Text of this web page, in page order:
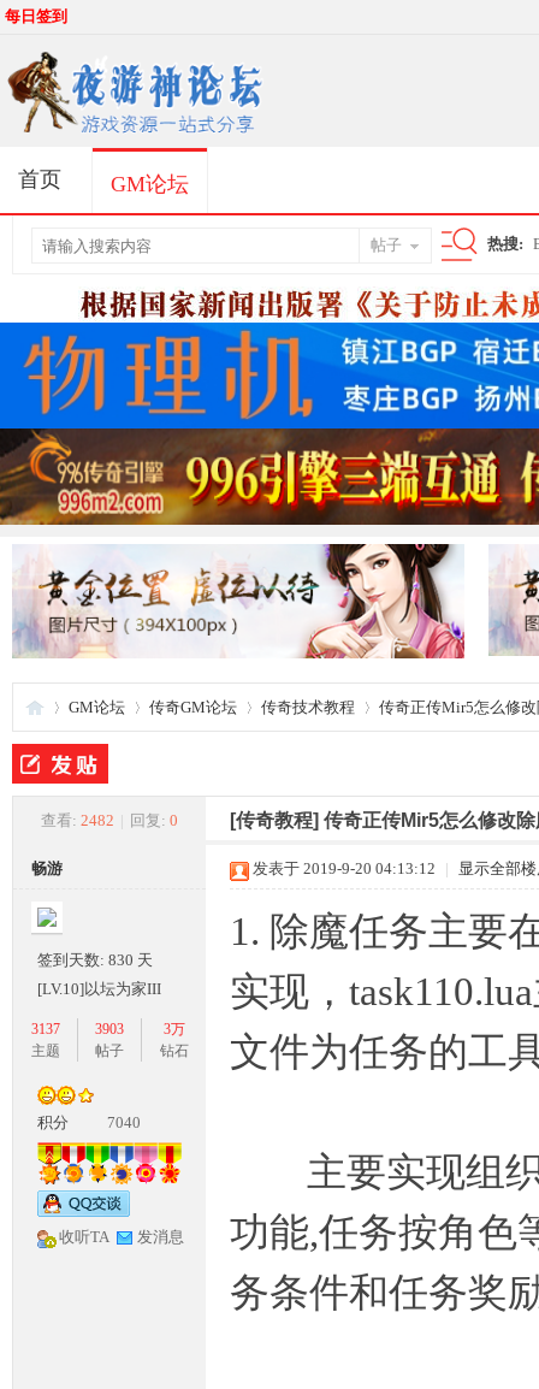
每日签到
首页 GM论坛
帖子
索
热搜:
游
»
GM论坛 传奇GM论坛
›
传奇技术教程
›
传奇正传Mir5怎么修
查看: 2482 | 回复: 0 [传奇教程] 传奇正传Mir5怎么修改
畅游
签到天数: 830 天
[LV.10]以坛为家III
3137
主题
3903
帖子
3万
钻石
积分 7040
收听TA 发消息
发表于 2019-9-20 04:13:12 | 显示全部
1. 除魔任务主要
实现，
文件为任务的工
主要实现组织
功能,任务按角色
务条件和任务奖